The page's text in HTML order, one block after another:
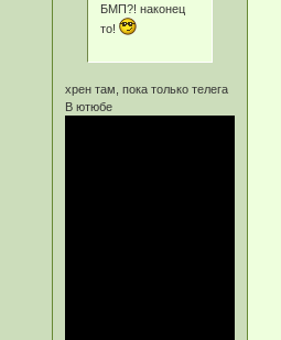
БМП?! наконец
то!
хрен там, пока только телега
В ютюбе